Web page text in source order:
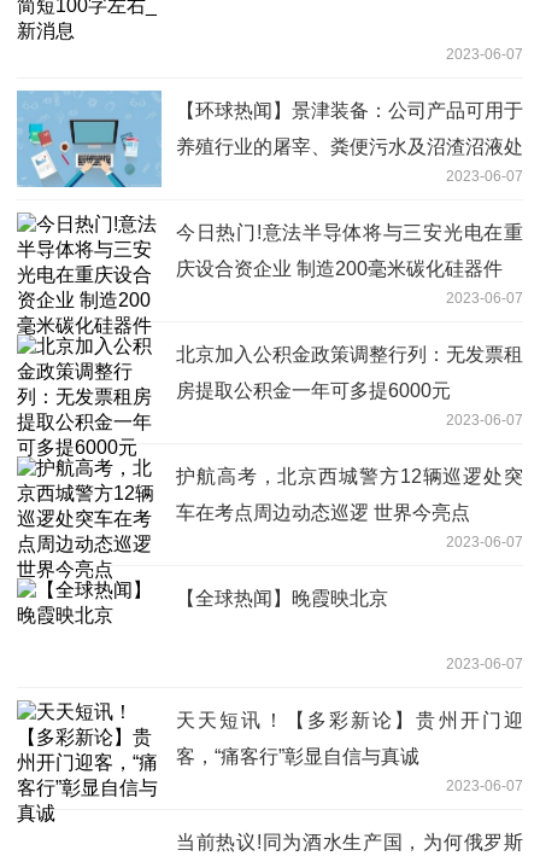
2023-06-07
【环球热闻】景津装备：公司产品可用于
养殖行业的屠宰、粪便污水及沼渣沼液处
2023-06-07
今日热门!意法半导体将与三安光电在重
庆设合资企业 制造200毫米碳化硅器件
2023-06-07
北京加入公积金政策调整行列：无发票租
房提取公积金一年可多提6000元
2023-06-07
护航高考，北京西城警方12辆巡逻处突
车在考点周边动态巡逻 世界今亮点
2023-06-07
【全球热闻】晚霞映北京
2023-06-07
天天短讯！【多彩新论】贵州开门迎
客，“痛客行”彰显自信与真诚
2023-06-07
当前热议!同为酒水生产国，为何俄罗斯